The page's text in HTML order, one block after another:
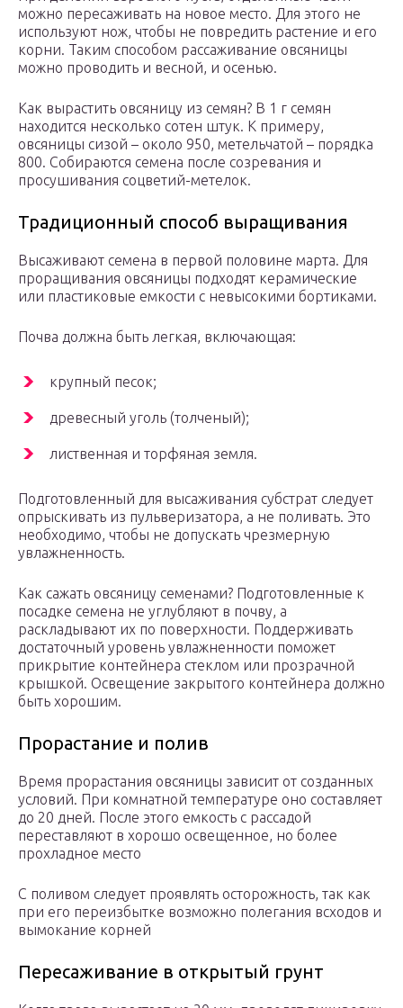
можно пересаживать на новое место. Для этого не
используют нож, чтобы не повредить растение и его
корни. Таким способом рассаживание овсяницы
можно проводить и весной, и осенью.
Как вырастить овсяницу из семян? В 1 г семян
находится несколько сотен штук. К примеру,
овсяницы сизой – около 950, метельчатой – порядка
800. Собираются семена после созревания и
просушивания соцветий-метелок.
Традиционный способ выращивания
Высаживают семена в первой половине марта. Для
проращивания овсяницы подходят керамические
или пластиковые емкости с невысокими бортиками.
Почва должна быть легкая, включающая:
крупный песок;
древесный уголь (толченый);
лиственная и торфяная земля.
Подготовленный для высаживания субстрат следует
опрыскивать из пульверизатора, а не поливать. Это
необходимо, чтобы не допускать чрезмерную
увлажненность.
Как сажать овсяницу семенами? Подготовленные к
посадке семена не углубляют в почву, а
раскладывают их по поверхности. Поддерживать
достаточный уровень увлажненности поможет
прикрытие контейнера стеклом или прозрачной
крышкой. Освещение закрытого контейнера должно
быть хорошим.
Прорастание и полив
Время прорастания овсяницы зависит от созданных
условий. При комнатной температуре оно составляет
до 20 дней. После этого емкость с рассадой
переставляют в хорошо освещенное, но более
прохладное место
С поливом следует проявлять осторожность, так как
при его переизбытке возможно полегания всходов и
вымокание корней
Пересаживание в открытый грунт